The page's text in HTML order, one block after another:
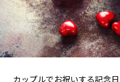
カップルでお祝いする記念